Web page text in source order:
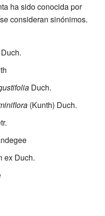
ha sido conocida por
consideran sinónimos.
Duch.
(Kunth) Duch.
ex Duch.